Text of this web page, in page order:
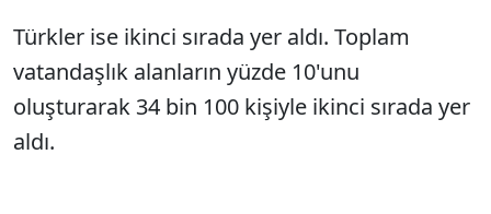
Türkler ise ikinci sırada yer aldı. Toplam
vatandaşlık alanların yüzde 10'unu
oluşturarak 34 bin 100 kişiyle ikinci sırada yer
aldı.